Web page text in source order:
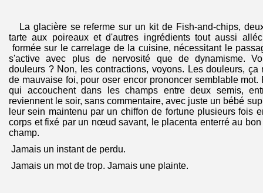
La glacière se referme sur un kit de Fish-and-chips,
tarte aux poireaux et d'autres ingrédients tout aussi
formée sur le carrelage de la cuisine, nécessitant le
s'active avec plus de nervosité que de dynamisme.
douleurs ? Non, les contractions, voyons. Les douleurs, ça
de mauvaise foi, pour oser encor prononcer semblable mot.
qui accouchent dans les champs entre deux semis,
reviennent le soir, sans commentaire, avec juste un bébé
leur sein maintenu par un chiffon de fortune plusieurs fois
corps et fixé par un nœud savant, le placenta enterré au
champ.
Jamais un instant de perdu.
Jamais un mot de trop. Jamais une plainte.